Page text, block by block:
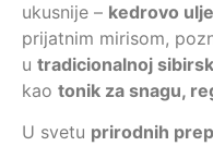
ukusnije – kedrovo
prijatnim mirisom,
u tradicionalnoj
kao tonik za snagu,
U svetu prirodnih